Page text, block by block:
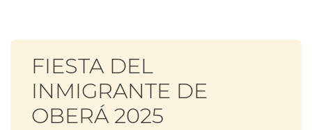
FIESTA DEL
INMIGRANTE DE
OBERÁ 2025